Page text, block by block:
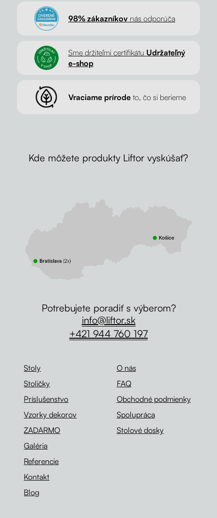
98% zákazníkovnás odporúča
Sme držiteľmi certifikátu Udržateľný
e-shop
Vraciame prírodeto, čo si berieme
Kde môžete produkty Liftor vyskúšať?
Stoly
Stoličky
Príslušenstvo
Vzorky dekorov
ZADARMO
Galéria
Referencie
Kontakt
Blog
O nás
FAQ
Obchodné podmienky
Spolupráca
Stolové dosky
Potrebujete poradiť s výberom?
info@liftor.sk
+421 944 760 197